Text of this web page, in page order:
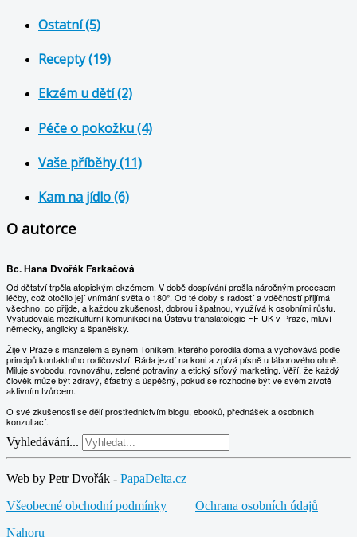
Ostatní (5)
Recepty (19)
Ekzém u dětí (2)
Péče o pokožku (4)
Vaše příběhy (11)
Kam na jídlo (6)
O autorce
Bc. Hana Dvořák Farkačová
Od dětství trpěla atopickým ekzémem. V době dospívání prošla náročným procesem
léčby, což otočilo její vnímání světa o 180°. Od té doby s radostí a vděčností přijímá
všechno, co přijde, a každou zkušenost, dobrou i špatnou, využívá k osobními růstu.
Vystudovala mezikulturní komunikaci na Ústavu translatologie FF UK v Praze, mluví
německy, anglicky a španělsky.
Žije v Praze s manželem a synem Toníkem, kterého porodila doma a vychovává podle
principů kontaktního rodičovství. Ráda jezdí na koni a zpívá písně u táborového ohně.
Miluje svobodu, rovnováhu, zelené potraviny a etický síťový marketing. Věří, že každý
člověk může být zdravý, šťastný a úspěšný, pokud se rozhodne být ve svém životě
aktivním tvůrcem.
O své zkušenosti se dělí prostřednictvím blogu, ebooků, přednášek a osobních
konzultací.
Vyhledávání...
Web by Petr Dvořák - PapaDelta.cz
Všeobecné obchodní podmínky
Ochrana osobních údajů
Nahoru